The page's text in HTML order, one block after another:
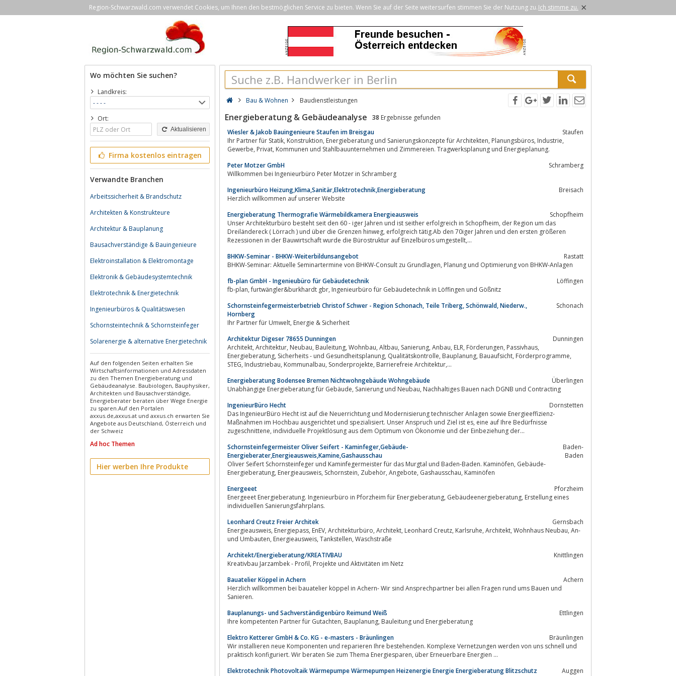
Region-Schwarzwald.com verwendet Cookies, um Ihnen den bestmöglichen Service zu bieten. Wenn Sie auf der Seite weitersurfen stimmen Sie der Nutzung zu.Ich stimme zu. ×
Wo möchten Sie suchen?
Landkreis:
Ort:
Aktualisieren
Firma kostenlos eintragen
Verwandte Branchen
Arbeitssicherheit & Brandschutz
Architekten & Konstrukteure
Architektur & Bauplanung
Bausachverständige & Bauingenieure
Elektroinstallation & Elektromontage
Elektronik & Gebäudesystemtechnik
Elektrotechnik & Energietechnik
Ingenieurbüros & Qualitätswesen
Schornsteintechnik & Schornsteinfeger
Solarenergie & alternative Energietechnik
Auf den folgenden Seiten erhalten Sie
Wirtschaftsinformationen und Adressdaten
zu den Themen Energieberatung und
Gebäudeanalyse. Baubiologen, Bauphysiker,
Architekten und Bausachverständige,
Energieberater beraten über Wege Energie
zu sparen.Auf den Portalen
axxus.de,axxus.at und axxus.ch erwarten Sie
Angebote aus Deutschland, Österreich und
der Schweiz
Ad hoc Themen
Hier werben Ihre Produkte
Bau & Wohnen Baudienstleistungen
Energieberatung & Gebäudeanalyse 38 Ergebnisse gefunden
Wiesler & Jakob Bauingenieure Staufen im Breisgau
Staufen
Ihr Partner für Statik, Konstruktion, Energieberatung und Sanierungskonzepte für Architekten, Planungsbüros, Industrie,
Gewerbe, Privat, Kommunen und Stahlbauunternehmen und Zimmereien. Tragwerksplanung und Energieplanung.
Peter Motzer GmbH
Schramberg
Willkommen bei Ingenieurbüro Peter Motzer in Schramberg
Ingenieurbüro Heizung,Klima,Sanitär,Elektrotechnik,Energieberatung
Breisach
Herzlich willkommen auf unserer Website
Energieberatung Thermografie Wärmebildkamera Energieausweis
Schopfheim
Unser Architekturbüro besteht seit den 60 - iger Jahren und ist seither erfolgreich in Schopfheim, der Region um das
Dreiländereck ( Lörrach ) und über die Grenzen hinweg, erfolgreich tätig.Ab den 70iger Jahren und den ersten größeren
Rezessionen in der Bauwirtschaft wurde die Bürostruktur auf Einzelbüros umgestellt,...
BHKW-Seminar - BHKW-Weiterbildunsangebot
Rastatt
BHKW-Seminar: Aktuelle Seminartermine von BHKW-Consult zu Grundlagen, Planung und Optimierung von BHKW-Anlagen
fb-plan GmbH - Ingenieubüro für Gebäudetechnik
Löffingen
fb-plan, furtwängler&burkhardt gbr, Ingenieurbüro für Gebäudetechnik in Löffingen und Gößnitz
Schornsteinfegermeisterbetrieb Christof Schwer - Region Schonach, Teile Triberg, Schönwald, Niederw.,
Hornberg
Schonach
Ihr Partner für Umwelt, Energie & Sicherheit
Architektur Digeser 78655 Dunningen
Dunningen
Architekt, Architektur, Neubau, Bauleitung, Wohnbau, Altbau, Sanierung, Anbau, ELR, Förderungen, Passivhaus,
Energieberatung, Sicherheits - und Gesundheitsplanung, Qualitätskontrolle, Bauplanung, Bauaufsicht, Förderprogramme,
STEG, Industriebau, Kommunalbau, Sonderprojekte, Barrierefreie Architektur,...
Energieberatung Bodensee Bremen Nichtwohngebäude Wohngebäude
Überlingen
Unabhängige Energieberatung für Gebäude, Sanierung und Neubau, Nachhaltiges Bauen nach DGNB und Contracting
IngenieurBüro Hecht
Dornstetten
Das IngenieurBüro Hecht ist auf die Neuerrichtung und Modernisierung technischer Anlagen sowie Energieeffizienz-
Maßnahmen im Hochbau ausgerichtet und spezialisiert. Unser Anspruch und Ziel ist es, eine auf Ihre Bedürfnisse
zugeschnittene, individuelle Projektlösung aus dem Optimum von Ökonomie und der Einbeziehung der...
Schornsteinfegermeister Oliver Seifert - Kaminfeger,Gebäude-
Energieberater,Energieausweis,Kamine,Gashausschau
Baden-
Baden
Oliver Seifert Schornsteinfeger und Kaminfegermeister für das Murgtal und Baden-Baden. Kaminöfen, Gebäude-
Energieberatung, Energieausweis, Schornstein, Zubehör, Angebote, Gashausschau, Kaminöfen
Energeeet
Pforzheim
Energeeet Energieberatung. Ingenieurbüro in Pforzheim für Energieberatung, Gebäudeenergieberatung, Erstellung eines
individuellen Sanierungsfahrplans.
Leonhard Creutz Freier Architek
Gernsbach
Energieausweis, Energiepass, EnEV, Architekturbüro, Architekt, Leonhard Creutz, Karlsruhe, Architekt, Wohnhaus Neubau, An-
und Umbauten, Energieausweis, Tankstellen, Waschstraße
Architekt/Energieberatung/KREATIVBAU
Knittlingen
Kreativbau Jarzambek - Profil, Projekte und Aktivitäten im Netz
Bauatelier Köppel in Achern
Achern
Herzlich willkommen bei bauatelier köppel in Achern- Wir sind Ansprechpartner bei allen Fragen rund ums Bauen und
Sanieren.
Bauplanungs- und Sachverständigenbüro Reimund Weiß
Ettlingen
Ihre kompetenten Partner für Gutachten, Bauplanung, Bauleitung und Energieberatung
Elektro Ketterer GmbH & Co. KG - e-masters - Bräunlingen
Bräunlingen
Wir installieren neue Komponenten und reparieren Ihre bestehenden. Komplexe Vernetzungen werden von uns schnell und
praktisch konfiguriert. Wir beraten Sie zum Thema Energiesparen, über Erneuerbare Energien ...
Elektrotechnik Photovoltaik Wärmepumpe Wärmepumpen Heizenergie Energie Energieberatung Blitzschutz
Auggen